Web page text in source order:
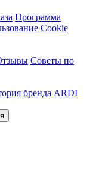
Программа
Cookie
Советы по
бренда ARDI